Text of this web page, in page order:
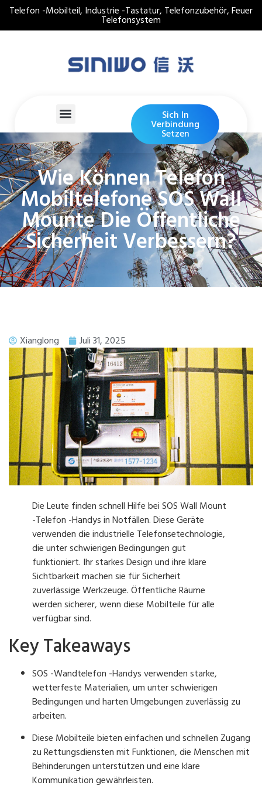
Telefon -Mobilteil, Industrie -Tastatur, Telefonzubehör, Feuer
Telefonsystem
Sich In
Verbindung
Setzen
Wie Können Telefon
Mobiltelefone SOS Wall
Mounte Die Öffentliche
Sicherheit Verbessern?
Xianglong Juli 31, 2025
Die Leute finden schnell Hilfe bei SOS Wall Mount
-Telefon -Handys in Notfällen. Diese Geräte
verwenden die industrielle Telefonsetechnologie,
die unter schwierigen Bedingungen gut
funktioniert. Ihr starkes Design und ihre klare
Sichtbarkeit machen sie für Sicherheit
zuverlässige Werkzeuge. Öffentliche Räume
werden sicherer, wenn diese Mobilteile für alle
verfügbar sind.
Key Takeaways
SOS -Wandtelefon -Handys verwenden starke,
wetterfeste Materialien, um unter schwierigen
Bedingungen und harten Umgebungen zuverlässig zu
arbeiten.
Diese Mobilteile bieten einfachen und schnellen Zugang
zu Rettungsdiensten mit Funktionen, die Menschen mit
Behinderungen unterstützen und eine klare
Kommunikation gewährleisten.